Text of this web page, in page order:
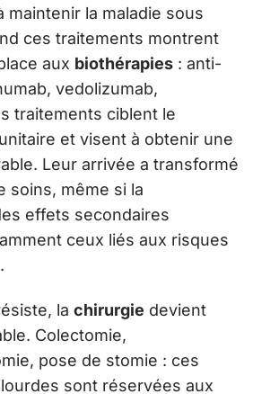
maintenir la maladie sous
ces traitements montrent
aux biothérapies : anti-
vedolizumab,
traitements ciblent le
et visent à obtenir une
Leur arrivée a transformé
soins, même si la
effets secondaires
ceux liés aux risques
la chirurgie devient
Colectomie,
pose de stomie : ces
sont réservées aux